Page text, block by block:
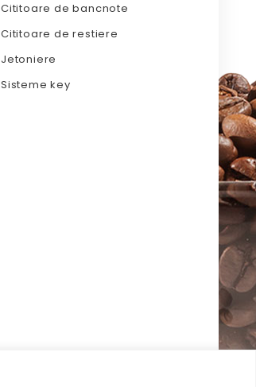
Cititoare de bancnote
Cititoare de restiere
Jetoniere
Sisteme key